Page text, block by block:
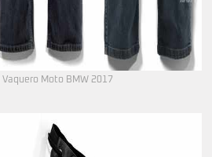
Moto BMW 2017